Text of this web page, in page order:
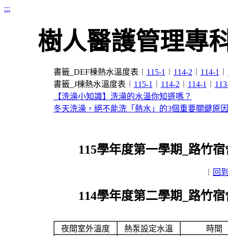
:::
樹人醫護管理專
書籤_DEF棟熱水溫度表︱ 115-1 114-2 114-1
書籤_J棟熱水溫度表︱ 115-1 114-2 114-1
【洗澡小知識】洗澡的水溫你知道嗎？
冬天洗澡，絕不能洗「熱水」的3個重要關鍵原
115學年度第一學期_路竹
回
114學年度第二學期_路竹
夜間室外溫度 熱泵設定水溫
時間